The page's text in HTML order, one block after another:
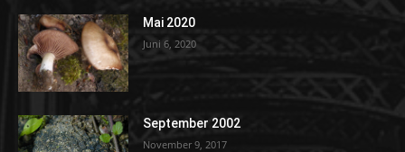
Mai 2020
Juni 6, 2020
September 2002
November 9, 2017